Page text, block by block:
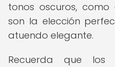
tonos oscuros,
son la elección
atuendo elegante.
Recuerda que